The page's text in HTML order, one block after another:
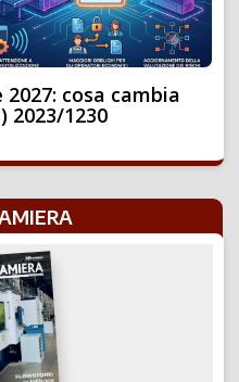
cosa cambia
2023/1230